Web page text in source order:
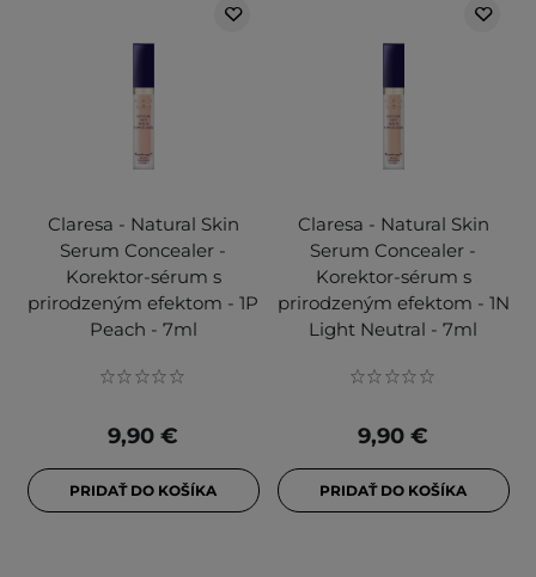
Claresa - Natural Skin
Serum Concealer -
Korektor-sérum s
prirodzeným efektom - 1P
Peach - 7ml
9,90 €
PRIDAŤ DO KOŠÍKA
Claresa - Natural Skin
Serum Concealer -
Korektor-sérum s
prirodzeným efektom - 1N
Light Neutral - 7ml
9,90 €
PRIDAŤ DO KOŠÍKA